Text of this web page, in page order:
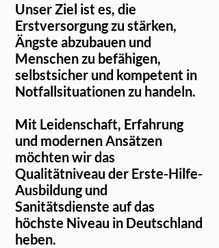
Unser Ziel ist es, die
Erstversorgung zu stärken,
Ängste abzubauen und
Menschen zu befähigen,
selbstsicher und kompetent in
Notfallsituationen zu handeln.
Mit Leidenschaft, Erfahrung
und modernen Ansätzen
möchten wir das
Qualitätniveau der Erste-Hilfe-
Ausbildung und
Sanitätsdienste auf das
höchste Niveau in Deutschland
heben.